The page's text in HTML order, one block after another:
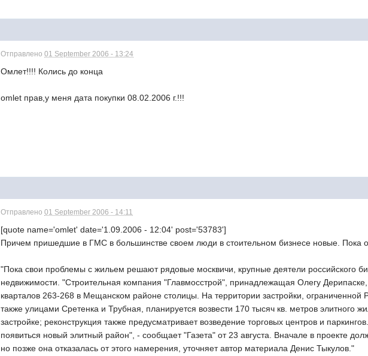
Отправлено01 September 2006 - 13:24
Омлет!!!! Колись до конца
omlet прав,у меня дата покупки 08.02.2006 г.!!!
Отправлено01 September 2006 - 14:11
[quote name='omlet' date='1.09.2006 - 12:04' post='53783']
Причем пришедшие в ГМС в большинстве своем люди в стоительном бизнесе новые. Пока
"Пока свои проблемы с жильем решают рядовые москвичи, крупные деятели российского
недвижимости. "Строительная компания "Главмосстрой", принадлежащая Олегу Дерипаске,
кварталов 263-268 в Мещанском районе столицы. На территории застройки,
также улицами Сретенка и Трубная, планируется возвести 170 тысяч кв. метров элитного
застройке; реконструкция также предусматривает возведение торговых центров и
появиться новый элитный район", - сообщает "Газета" от 23 августа. Вначале в проекте
но позже она отказалась от этого намерения, уточняет автор материала Денис Тыкулов."